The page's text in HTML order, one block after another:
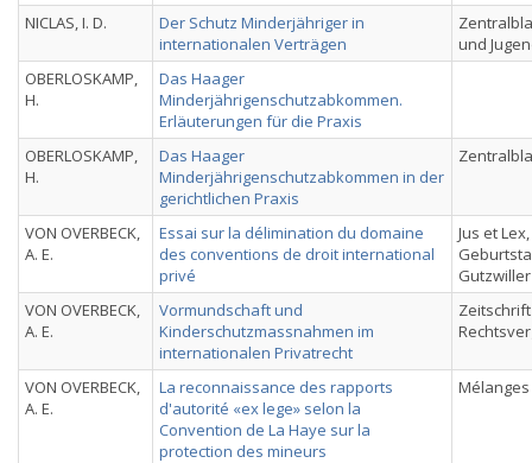
NICLAS, I. D.
Der Schutz Minderjähriger in
internationalen Verträgen
und
OBERLOSKAMP,
H.
Das Haager
Minderjährigenschutzabkommen.
Erläuterungen für die Praxis
OBERLOSKAMP,
H.
Das Haager
Minderjährigenschutzabkommen in der
gerichtlichen Praxis
VON OVERBECK,
A. E.
Essai sur la délimination du domaine
des conventions de droit international
privé
Jus et
Gutzwiller
VON OVERBECK,
A. E.
Vormundschaft und
Kinderschutzmassnahmen im
internationalen Privatrecht
VON OVERBECK,
A. E.
La reconnaissance des rapports
d'autorité «ex lege» selon la
Convention de La Haye sur la
protection des mineurs